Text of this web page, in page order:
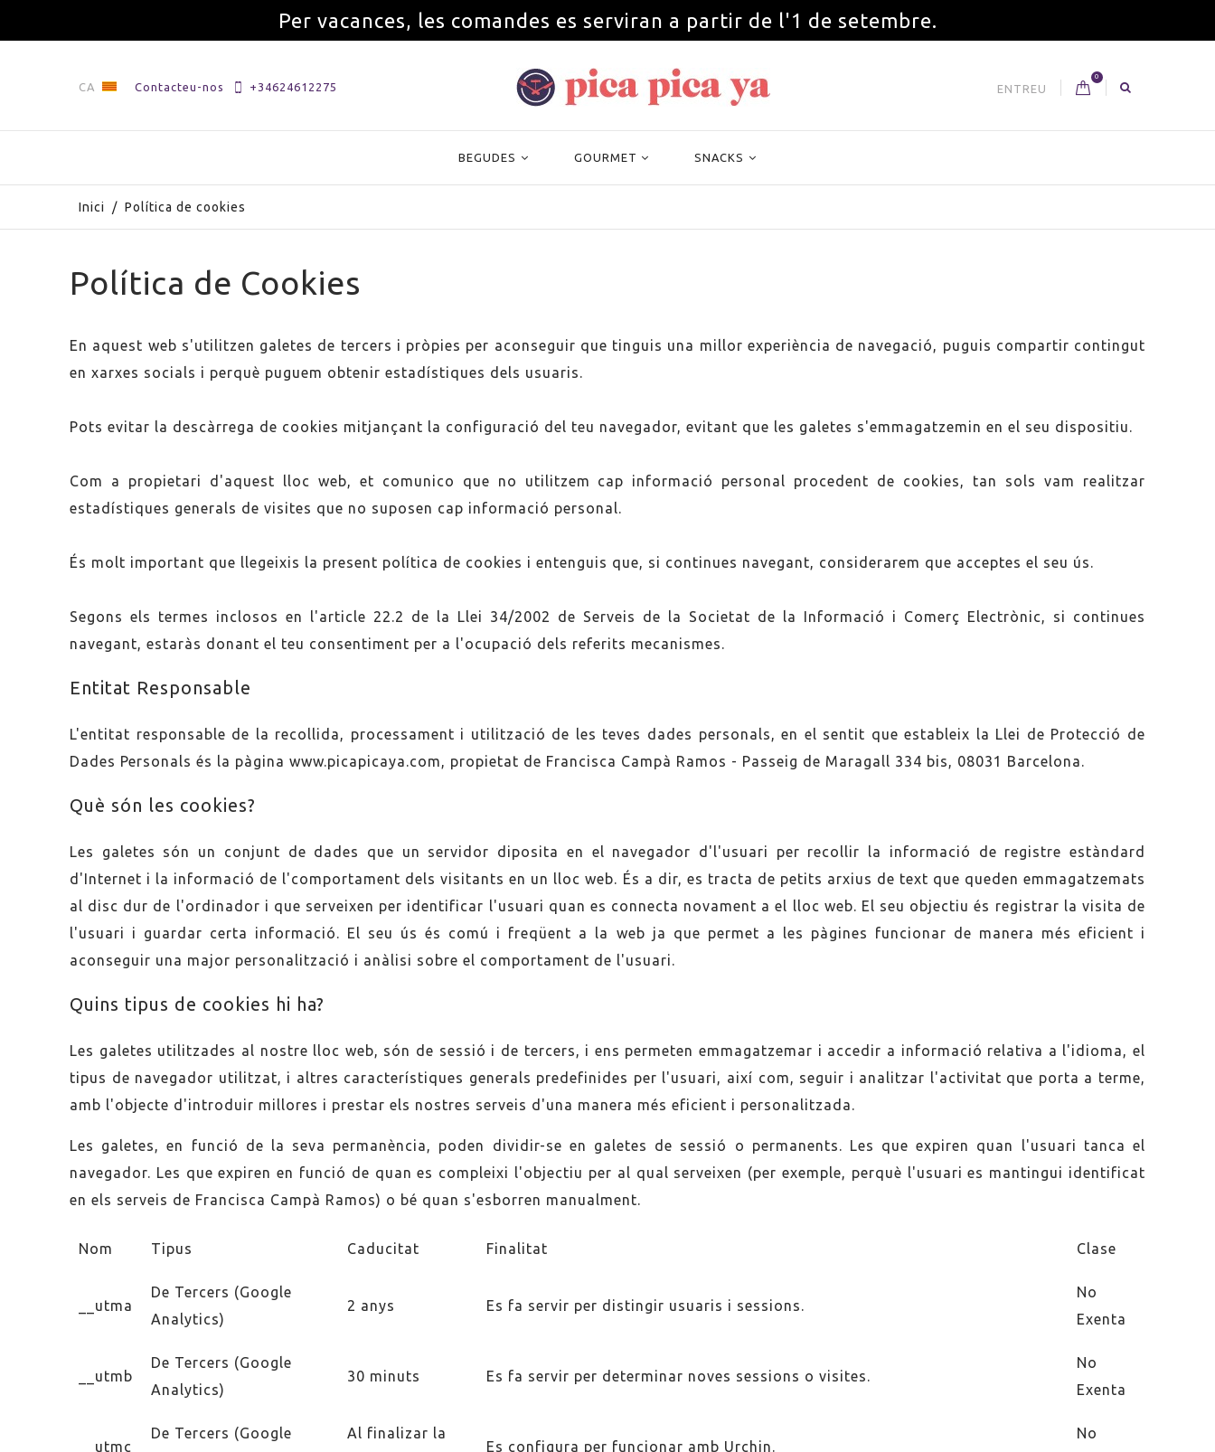
Per vacances, les comandes es serviran a partir de l'1 de setembre.
CA Contacteu-nos +34624612275
0
ENTREU
BEGUDES GOURMET SNACKS
Inici / Política de cookies
Política de Cookies
En aquest web s'utilitzen galetes de tercers i pròpies per aconseguir que tinguis una millor experiència de navegació, puguis compartir contingut
en xarxes socials i perquè puguem obtenir estadístiques dels usuaris.
Pots evitar la descàrrega de cookies mitjançant la configuració del teu navegador, evitant que les galetes s'emmagatzemin en el seu dispositiu.
Com a propietari d'aquest lloc web, et comunico que no utilitzem cap informació personal procedent de cookies, tan sols vam realitzar
estadístiques generals de visites que no suposen cap informació personal.
És molt important que llegeixis la present política de cookies i entenguis que, si continues navegant, considerarem que acceptes el seu ús.
Segons els termes inclosos en l'article 22.2 de la Llei 34/2002 de Serveis de la Societat de la Informació i Comerç Electrònic, si continues
navegant, estaràs donant el teu consentiment per a l'ocupació dels referits mecanismes.
Entitat Responsable
L'entitat responsable de la recollida, processament i utilització de les teves dades personals, en el sentit que estableix la Llei de Protecció de
Dades Personals és la pàgina www.picapicaya.com, propietat de Francisca Campà Ramos - Passeig de Maragall 334 bis, 08031 Barcelona.
Què són les cookies?
Les galetes són un conjunt de dades que un servidor diposita en el navegador d'l'usuari per recollir la informació de registre estàndard
d'Internet i la informació de l'comportament dels visitants en un lloc web. És a dir, es tracta de petits arxius de text que queden emmagatzemats
al disc dur de l'ordinador i que serveixen per identificar l'usuari quan es connecta novament a el lloc web. El seu objectiu és registrar la visita de
l'usuari i guardar certa informació. El seu ús és comú i freqüent a la web ja que permet a les pàgines funcionar de manera més eficient i
aconseguir una major personalització i anàlisi sobre el comportament de l'usuari.
Quins tipus de cookies hi ha?
Les galetes utilitzades al nostre lloc web, són de sessió i de tercers, i ens permeten emmagatzemar i accedir a informació relativa a l'idioma, el
tipus de navegador utilitzat, i altres característiques generals predefinides per l'usuari, així com, seguir i analitzar l'activitat que porta a terme,
amb l'objecte d'introduir millores i prestar els nostres serveis d'una manera més eficient i personalitzada.
Les galetes, en funció de la seva permanència, poden dividir-se en galetes de sessió o permanents. Les que expiren quan l'usuari tanca el
navegador. Les que expiren en funció de quan es compleixi l'objectiu per al qual serveixen (per exemple, perquè l'usuari es mantingui identificat
en els serveis de Francisca Campà Ramos) o bé quan s'esborren manualment.
Nom Tipus Caducitat Finalitat Clase
__utma
De Tercers (Google
Analytics)
2 anys Es fa servir per distingir usuaris i sessions.
No
Exenta
__utmb
De Tercers (Google
Analytics)
30 minuts Es fa servir per determinar noves sessions o visites.
No
Exenta
__utmc
De Tercers (Google
Al finalizar la
Es configura per funcionar amb Urchin.
No